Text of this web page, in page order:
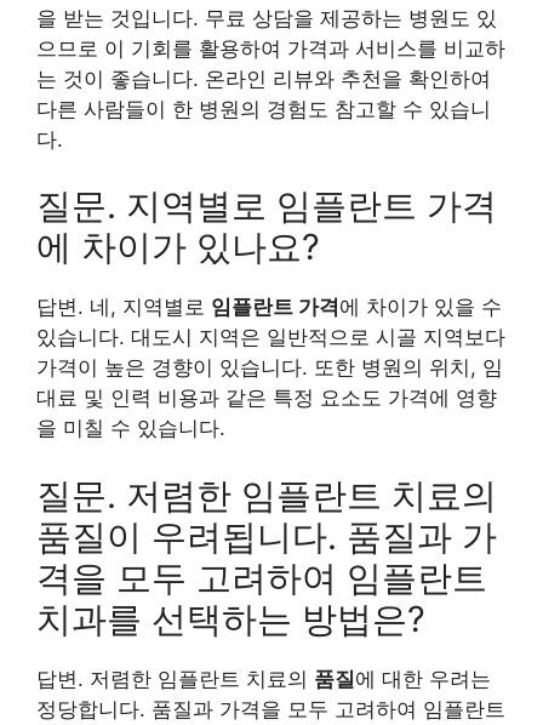
을 받는 것입니다. 무료 상담을 제공하는 병원도 있
으므로 이 기회를 활용하여 가격과 서비스를 비교하
는 것이 좋습니다. 온라인 리뷰와 추천을 확인하여
다른 사람들이 한 병원의 경험도 참고할 수 있습니
다.
질문. 지역별로 임플란트 가격
에 차이가 있나요?
답변. 네, 지역별로 임플란트 가격에 차이가 있을 수
있습니다. 대도시 지역은 일반적으로 시골 지역보다
가격이 높은 경향이 있습니다. 또한 병원의 위치, 임
대료 및 인력 비용과 같은 특정 요소도 가격에 영향
을 미칠 수 있습니다.
질문. 저렴한 임플란트 치료의
품질이 우려됩니다. 품질과 가
격을 모두 고려하여 임플란트
치과를 선택하는 방법은?
답변. 저렴한 임플란트 치료의 품질에 대한 우려는
정당합니다. 품질과 가격을 모두 고려하여 임플란트